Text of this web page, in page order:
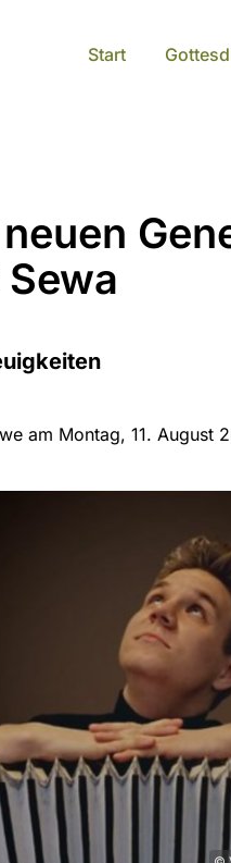
Start
am Montag, 11. August